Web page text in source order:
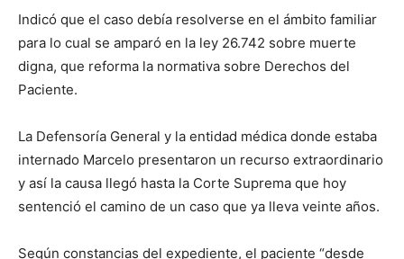
Indicó que el caso debía resolverse en el ámbito familiar
para lo cual se amparó en la ley 26.742 sobre muerte
digna, que reforma la normativa sobre Derechos del
Paciente.
La Defensoría General y la entidad médica donde estaba
internado Marcelo presentaron un recurso extraordinario
y así la causa llegó hasta la Corte Suprema que hoy
sentenció el camino de un caso que ya lleva veinte años.
Según constancias del expediente, el paciente “desde